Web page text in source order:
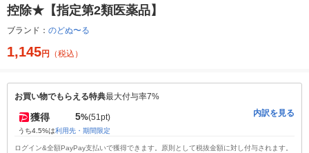
控除★【指定第2類医薬品】
ブランド： のどぬ〜る
1,145円 （税込）
お買い物でもらえる特典最大付与率7%
獲得 5%(51pt)
うち4.5%は利用先・期間限定
内訳を見る
ログイン&全額PayPay支払いで獲得できます。原則として税抜金額に対し付与されます。